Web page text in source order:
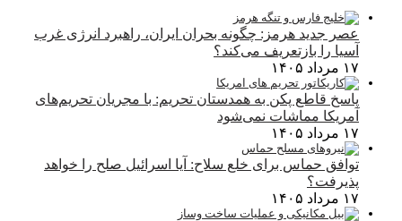
عصر جدید هرمز: چگونه بحران ایران، راهبرد انرژی غرب
آسیا را بازتعریف می‌کند؟
۱۷ مرداد ۱۴۰۵
پاسخ قاطع پکن به همدستان تحریم: با مجریان تحریم‌های
آمریکا مماشات نمی‌شود
۱۷ مرداد ۱۴۰۵
توافق حماس برای خلع سلاح: آیا اسرائیل صلح را خواهد
پذیرفت؟
۱۷ مرداد ۱۴۰۵